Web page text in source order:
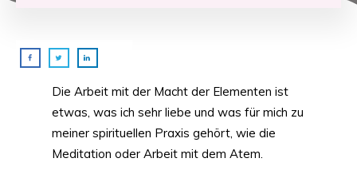
Die Arbeit mit der Macht der Elementen ist
etwas, was ich sehr liebe und was für mich zu
meiner spirituellen Praxis gehört, wie die
Meditation oder Arbeit mit dem Atem.